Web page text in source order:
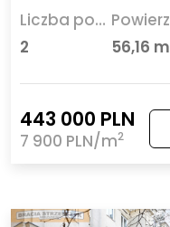
Liczba pokoi
2
56,16 m
443 000 PLN
7 900 PLN/m2